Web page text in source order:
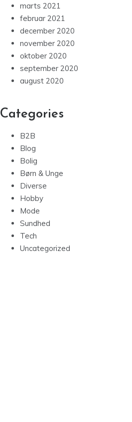
marts 2021
februar 2021
december 2020
november 2020
oktober 2020
september 2020
august 2020
Categories
B2B
Blog
Bolig
Børn & Unge
Diverse
Hobby
Mode
Sundhed
Tech
Uncategorized